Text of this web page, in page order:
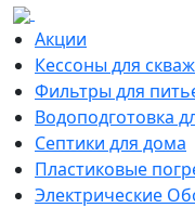
Акции
Кессоны для
Фильтры для
Водоподготовка
Септики для дома
Пластиковые
Электрические